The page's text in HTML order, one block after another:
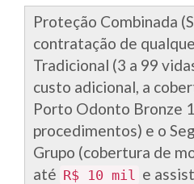
Proteção Combinada
contratação de
Tradicional (3 a 99
custo adicional, a
Porto Odonto Bronze
procedimentos) e o
Grupo (cobertura de
até R$ 10 mil e